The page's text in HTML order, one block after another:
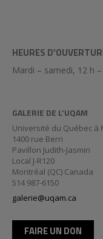
HEURES
Mardi – samedi, 12 h
GALERIE DE L’UQAM
Université du Québec à
1400 rue Berri
Pavillon Judith-Jasmin
Local J-R120
Montréal (QC) Canada
514 987-6150
galerie@uqam.ca
FAIRE UN DON